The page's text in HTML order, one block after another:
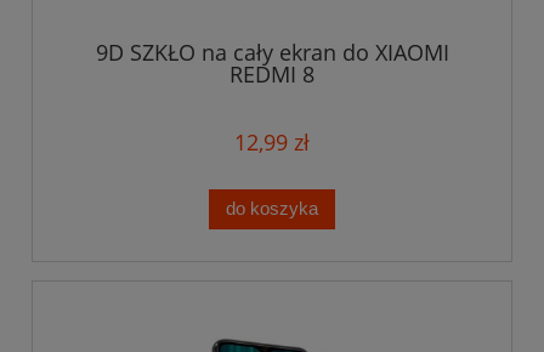
9D SZKŁO na cały ekran do XIAOMI
REDMI 8
12,99 zł
do koszyka